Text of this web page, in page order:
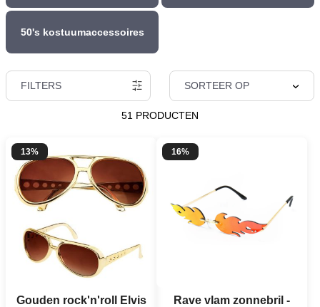
50's kostuumaccessoires
FILTERS SORTEER OP
51 PRODUCTEN
13%
Gouden rock'n'roll Elvis
16%
Rave vlam zonnebril -